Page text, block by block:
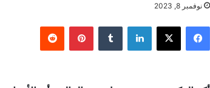
نوفمبر 8, 2023
فيسبوك لينكدإن بينتيريست